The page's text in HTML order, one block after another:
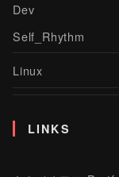
Dev
Self_Rhythm
Linux
LINKS